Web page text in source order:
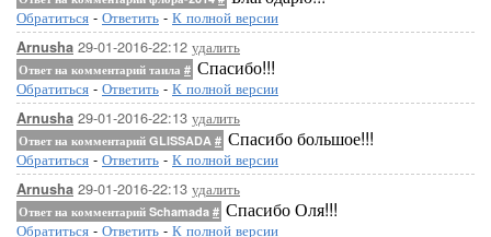
Обратиться - Ответить - К полной версии
Arnusha 29-01-2016-22:12 удалить
Ответ на комментарий таила # Спасибо!!!
Обратиться - Ответить - К полной версии
Arnusha 29-01-2016-22:13 удалить
Ответ на комментарий GLISSADA # Спасибо большое!!!
Обратиться - Ответить - К полной версии
Arnusha 29-01-2016-22:13 удалить
Ответ на комментарий Schamada # Спасибо Оля!!!
Обратиться - Ответить - К полной версии